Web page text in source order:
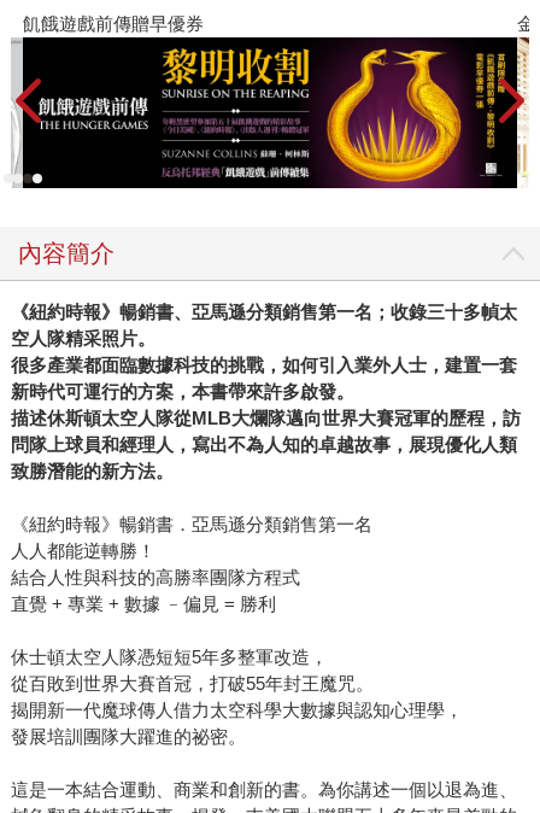
少數人那邊 如果要我選一本影響我們創業最深的棒球書，
我會毫不猶豫地說《魔球》。 第一次接觸這個故事其實是
在我高中的時候。那時候我跟一群高中棒球社的同學跑去電
影院，看布萊德・彼特飾演的職業球隊總經理，在有限的預
算下，帶著喬納・希爾用數據分析，找出那些在場上貢獻價
值被市場低估的職業球員，一步一步拼出一支有競爭力的球
隊。 當時其實沒有想太多，只覺得這個故事很酷。利用一
力，甚至是整個聯盟的環境。 但現在回頭看，某種程度上
好像真的影響了後來的我。從一點對棒球數據感興趣的小火
苗，到十年後創立野球革命網站，慢慢發現體育主播、專欄
作家、YouTuber，甚至球員，都會觀看我們整理的棒球數
據，這件事情其實讓人非常意外，也很驚喜。 2. 《MVP製
造機》：明星球員，其實是可以被打造出來的 如果說《魔
球》講的是如何利用數據找到被低估的球員，那《MVP製造
機》談的則是更近代、也更深入的一個趨勢：如何有系統地
們的好朋友，知名棒球Podcast節目《Hito大聯盟》主持人、
緯來體育主播Jacky李秉昇。我認為這本書中文版的出版，對
台灣職業棒球發展是一個重要的里程碑。 書中描述的是近
年來大聯盟球隊如何建立完整的球員發展系統，透過科技與
數據去理解球員的動作與能力，一步一步進行調整與優化。
高速攝影機的運用、動作捕捉技術，以及軌跡追蹤系統的升
級，讓教練與分析師能夠看見過去肉眼難以發現的細節。
這些故事其實反映了職業棒球的世界正在從經驗導向，慢慢
新的啟發。這幾年我們有幸開始與職業球隊合作，開發數據
金石堂2026海外優惠：電子書
內容簡介
《紐約時報》暢銷書、亞馬遜分類銷售第一名；收錄三十多幀太
空人隊精采照片。
很多產業都面臨數據科技的挑戰，如何引入業外人士，建置一套
新時代可運行的方案，本書帶來許多啟發。
描述休斯頓太空人隊從MLB大爛隊邁向世界大賽冠軍的歷程，訪
問隊上球員和經理人，寫出不為人知的卓越故事，展現優化人類
致勝潛能的新方法。
《紐約時報》暢銷書．亞馬遜分類銷售第一名
人人都能逆轉勝！
結合人性與科技的高勝率團隊方程式
直覺 + 專業 + 數據 ﹣偏見 = 勝利
休士頓太空人隊憑短短5年多整軍改造，
從百敗到世界大賽首冠，打破55年封王魔咒。
揭開新一代魔球傳人借力太空科學大數據與認知心理學，
發展培訓團隊大躍進的祕密。
這是一本結合運動、商業和創新的書。為你講述一個以退為進、